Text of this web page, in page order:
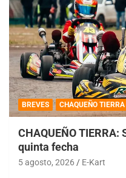
BREVES CHAQUEÑO TIERRA
CHAQUEÑO
quinta fecha
5 agosto, 2026 E-Kart